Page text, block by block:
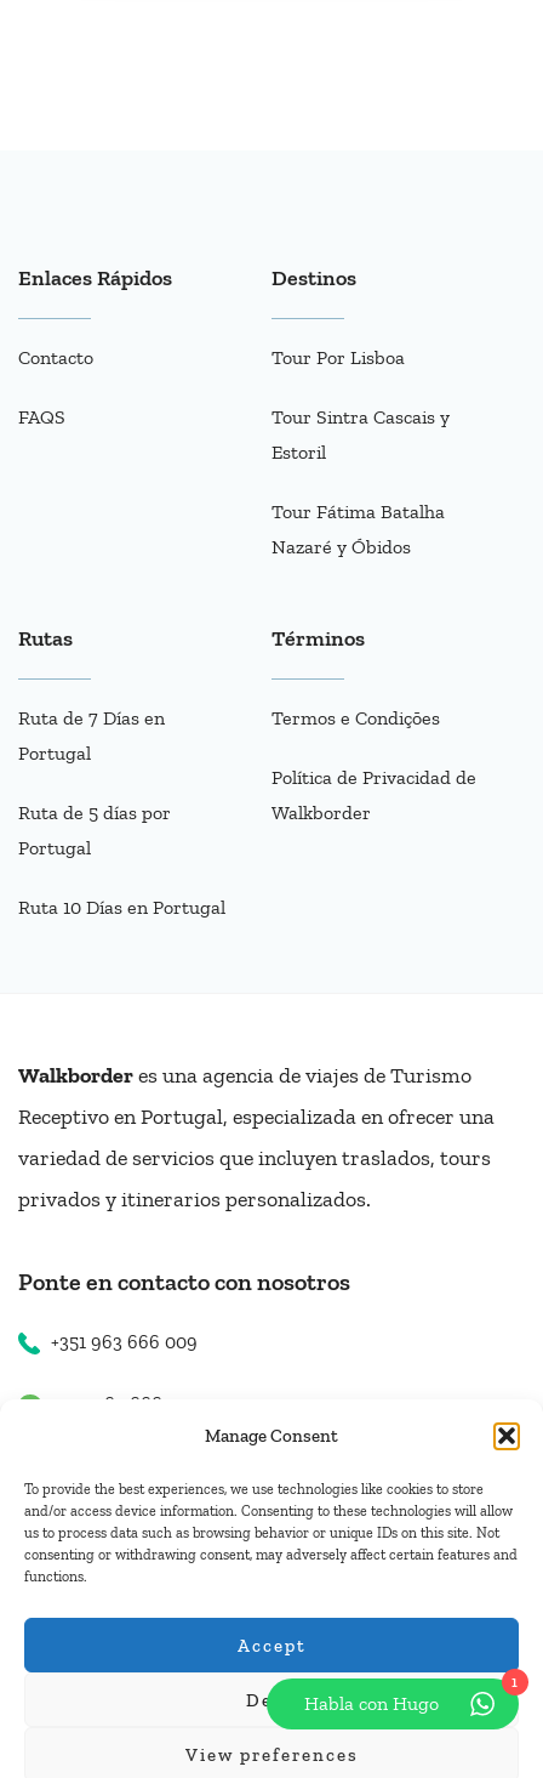
Manage Consent
To provide the best experiences, we use technologies like cookies to store
and/or access device information. Consenting to these technologies will allow
us to process data such as browsing behavior or unique IDs on this site. Not
consenting or withdrawing consent, may adversely affect certain features and
functions.
Accept
Deny
View preferences
Enlaces Rápidos
Contacto
FAQS
Destinos
Tour Por Lisboa
Tour Sintra Cascais y
Estoril
Tour Fátima Batalha
Nazaré y Óbidos
Rutas
Ruta de 7 Días en
Portugal
Ruta de 5 días por
Portugal
Ruta 10 Días en Portugal
Términos
Termos e Condições
Política de Privacidad de
Walkborder
Walkborderes una agencia de viajes de Turismo
Receptivo en Portugal, especializada en ofrecer una
variedad de servicios que incluyen traslados, tours
privados y itinerarios personalizados.
Ponte en contacto con nosotros
+351 963 666 009
+351 963 666 009
Contacto
1
Habla con Hugo